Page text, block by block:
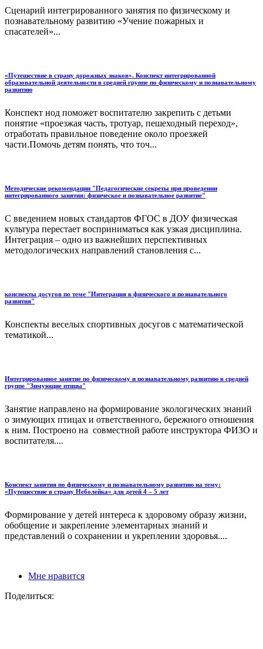
Сценарий интегрированного занятия по физическому и
познавательному развитию «Учение пожарных и
спасателей»...
«Путешествие в страну дорожных знаков». Конспект интегрированной
образовательной деятельности в средней группе по физическому и познавательному
развитию
Конспект нод поможет воспитателю закрепить с детьми
понятие «проезжая часть, тротуар, пешеходный переход»,
отработать правильное поведение около проезжей
части.Помочь детям понять, что точ...
Методические рекомендации "Педагогические секреты при проведении
интегрированного занятия: физическое и познавательное развитие"
С введением новых стандартов ФГОС в ДОУ физическая
культура перестает восприниматься как узкая дисциплина.
Интеграция – одно из важнейших перспективных
методологических направлений становления с...
конспекты досугов по теме "Интеграция в физического и познавательного
развития"
Конспекты веселых спортивных досугов с математической
тематикой...
Интегрированное занятие по физическому и познавательному развитию в средней
группе "Зимующие птицы"
Занятие направлено на формирование экологических знаний
о зимующих птицах и ответственного, бережного отношения
к ним. Построено на совместной работе инструктора ФИЗО и
воспитателя....
Конспект занятия по физическому и познавательному развитию на тему:
«Путешествие в страну Неболейка» для детей 4 – 5 лет
Формирование у детей интереса к здоровому образу жизни,
обобщение и закрепление элементарных знаний и
представлений о сохранении и укреплении здоровья....
Мне нравится
Поделиться: